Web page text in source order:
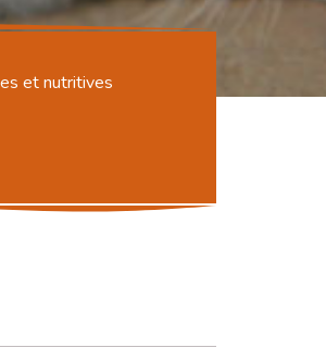
et nutritives